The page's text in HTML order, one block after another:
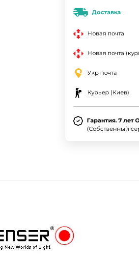
Доставка
Новая почта
Новая почта
Укр почта
Курьер (Киев)
Гарантия. 7 лет
(Собственный